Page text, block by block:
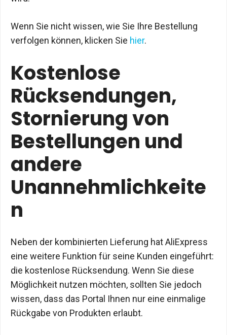
Wenn Sie nicht wissen, wie Sie Ihre Bestellung
verfolgen können, klicken Sie hier.
Kostenlose
Rücksendungen,
Stornierung von
Bestellungen und
andere
Unannehmlichkeite
n
Neben der kombinierten Lieferung hat AliExpress
eine weitere Funktion für seine Kunden eingeführt:
die kostenlose Rücksendung. Wenn Sie diese
Möglichkeit nutzen möchten, sollten Sie jedoch
wissen, dass das Portal Ihnen nur eine einmalige
Rückgabe von Produkten erlaubt.